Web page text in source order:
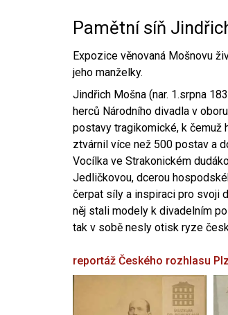
Pamětní síň
Expozice věnovaná Mošnovu
jeho manželky.
Jindřich Mošna (nar. 1.srpna
herců Národního divadla v
postavy tragikomické, k čemuž
ztvárnil více než 500 postav a
Vocílka ve Strakonickém
Jedličkovou, dcerou
čerpat síly a inspiraci pro svoji
něj stali modely k divadelním
tak v sobě nesly otisk ryze
reportáž Českého rozhlasu